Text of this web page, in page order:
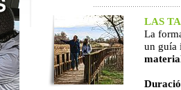
LAS
La
un guía